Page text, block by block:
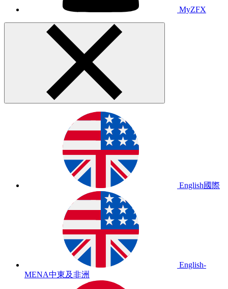
MyZFX
English國際
English-
MENA中東及非洲